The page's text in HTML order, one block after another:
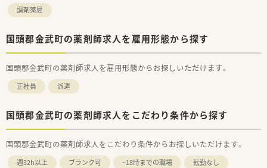
調剤薬局
国頭郡金武町の薬剤師求人を雇用形態から探す
国頭郡金武町の薬剤師求人を雇用形態からお探しいただけます。
正社員 派遣
国頭郡金武町の薬剤師求人をこだわり条件から探す
国頭郡金武町の薬剤師求人をこだわり条件からお探しいただけます。
週32h以上 ブランク可 ~18時までの職場
転勤なし